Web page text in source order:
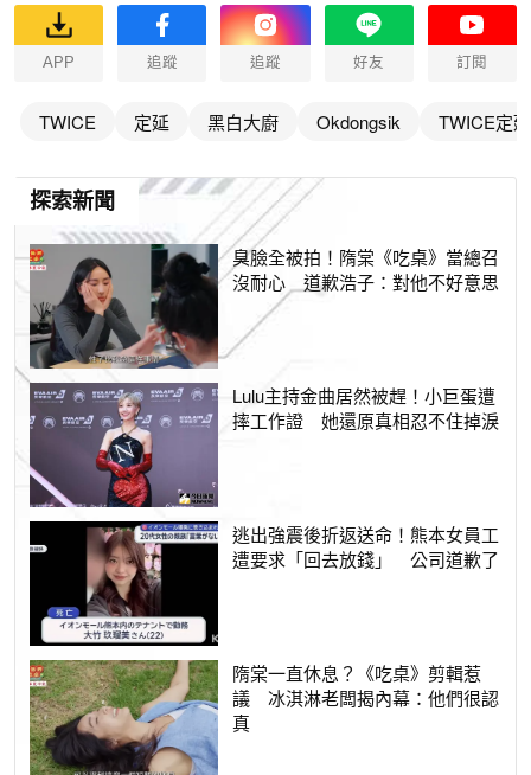
APP 追蹤 追蹤 好友 訂閱
TWICE 定延 黑白大廚 Okdongsik TWICE定延
探索新聞
臭臉全被拍！隋棠《吃桌》當總召
沒耐心 道歉浩子：對他不好意思
Lulu主持金曲居然被趕！小巨蛋遭
摔工作證 她還原真相忍不住掉淚
逃出強震後折返送命！熊本女員工
遭要求「回去放錢」 公司道歉了
隋棠一直休息？《吃桌》剪輯惹
議 冰淇淋老闆揭內幕：他們很認
真